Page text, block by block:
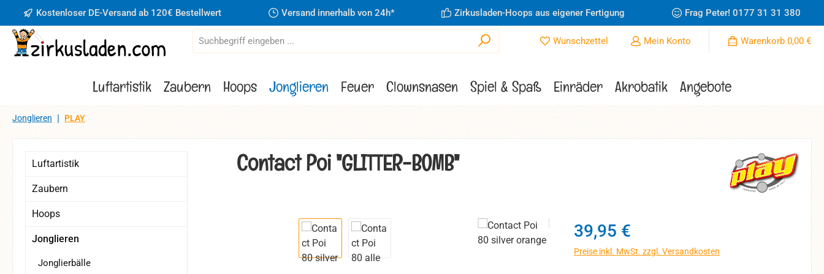
Hauptinhalt springen
Zur Suche springen
Zur Hauptnavigation springen
Kostenloser DE-Versand ab 120€ Bestellwert Versand innerhalb von 24h* Zirkusladen-Hoops aus eigener Fertigung Frag Peter! 0177 31 31 380
Wunschzettel Du hast 0 Produkte auf dem Merkzettel
Mein Konto Warenkorb 0,00 €
Luftartistik Zaubern Hoops Jonglieren Feuer Clownsnasen Spiel & Spaß Einräder Akrobatik Angebote
Jonglieren | PLAY
Luftartistik
Zaubern
Hoops
Jonglieren
Jonglierbälle
Contact Poi "GLITTER-BOMB"
Bildergalerie überspringen Regulärer Preis:
39,95 €
Preise inkl. MwSt. zzgl. Versandkosten